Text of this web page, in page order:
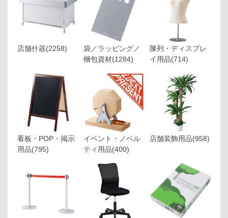
店舗什器(2258)
袋／ラッピング／
梱包資材(1284)
陳列・ディスプレ
イ用品(714)
看板・POP・掲示
用品(795)
イベント・ノベル
ティ用品(400)
店舗装飾用品(958)